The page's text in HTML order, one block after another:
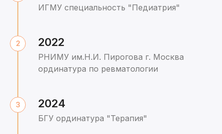
ИГМУ специальность "Педиатрия"
2022
РНИМУ им.Н.И. Пирогова г. Москва
ординатура по ревматологии
2024
БГУ ординатура "Терапия"